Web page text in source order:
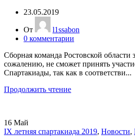
23.05.2019
От
l1ssabon
0 комментарии
Сборная команда Ростовской области
сожалению, не сможет принять
Спартакиады, так как в соответстви...
Продолжить чтение
16 Май
IX летняя спартакиада 2019, Новости,